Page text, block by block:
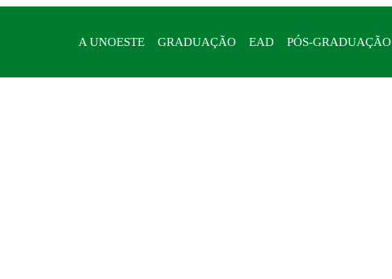
A UNOESTE GRADUAÇÃO EAD PÓS-GRADUAÇÃO